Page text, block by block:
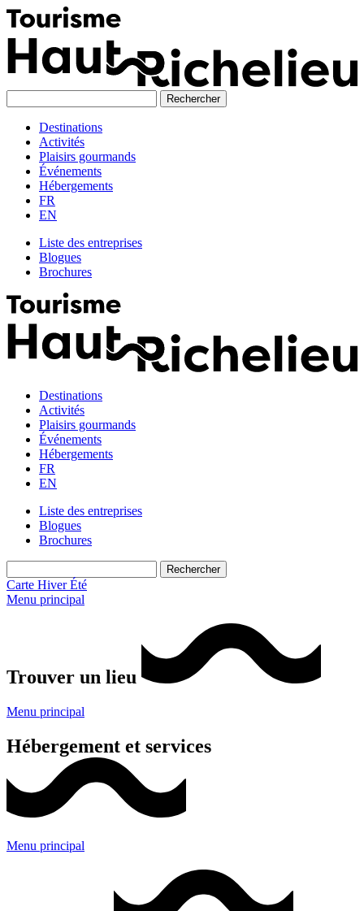
Skip
to
content
Destinations
Activités
Plaisirs gourmands
Événements
Hébergements
FR
EN
Liste des entreprises
Blogues
Brochures
Destinations
Activités
Plaisirs gourmands
Événements
Hébergements
FR
EN
Liste des entreprises
Blogues
Brochures
Carte Hiver Été
Menu principal
Trouver un lieu
Menu principal
Hébergement et services
Menu principal